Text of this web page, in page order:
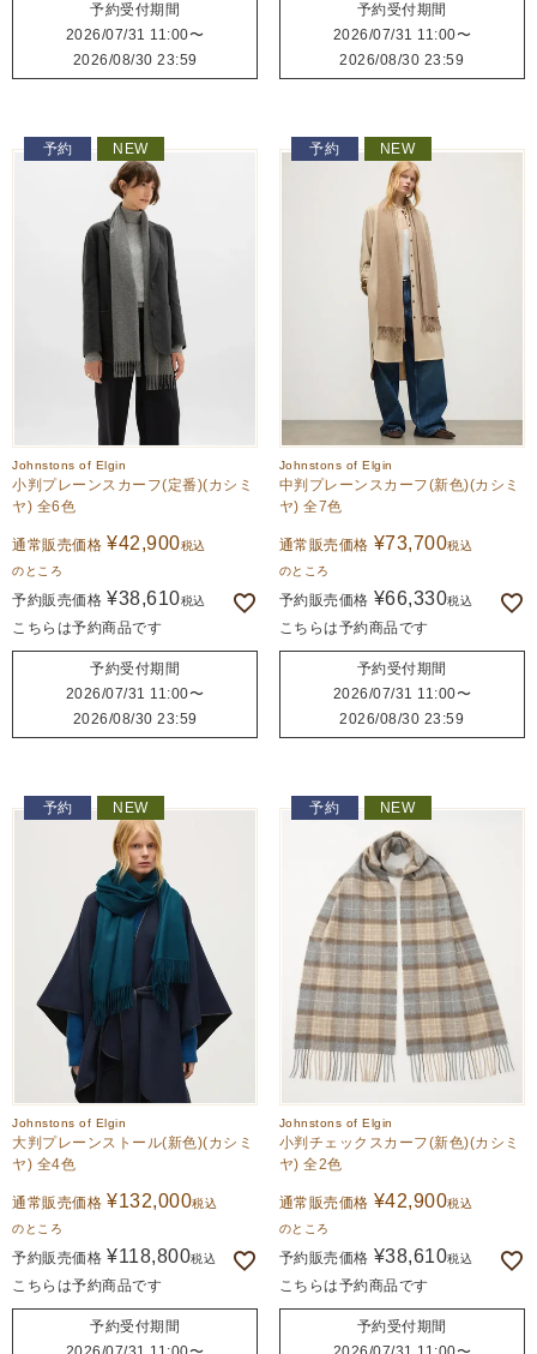
予約受付期間
2026/07/31 11:00〜
2026/08/30 23:59
予約受付期間
2026/07/31 11:00〜
2026/08/30 23:59
予約 NEW
Johnstons of Elgin
小判プレーンスカーフ(定番)(カシミ
ヤ) 全6色
通常販売価格 ¥42,900税込
のところ
予約販売価格 ¥38,610税込
こちらは予約商品です
予約受付期間
2026/07/31 11:00〜
2026/08/30 23:59
予約 NEW
Johnstons of Elgin
中判プレーンスカーフ(新色)(カシミ
ヤ) 全7色
通常販売価格 ¥73,700税込
のところ
予約販売価格 ¥66,330税込
こちらは予約商品です
予約受付期間
2026/07/31 11:00〜
2026/08/30 23:59
予約 NEW
Johnstons of Elgin
大判プレーンストール(新色)(カシミ
ヤ) 全4色
通常販売価格 ¥132,000税込
のところ
予約販売価格 ¥118,800税込
こちらは予約商品です
予約受付期間
予約 NEW
Johnstons of Elgin
小判チェックスカーフ(新色)(カシミ
ヤ) 全2色
通常販売価格 ¥42,900税込
のところ
予約販売価格 ¥38,610税込
こちらは予約商品です
予約受付期間